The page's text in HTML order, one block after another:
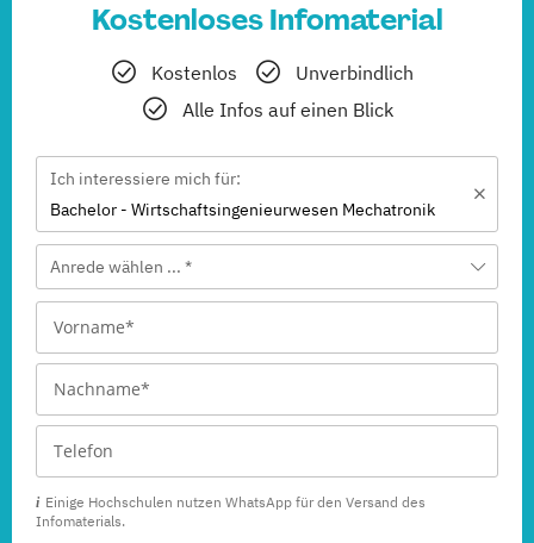
Kostenloses Infomaterial
Kostenlos
Unverbindlich
Alle Infos auf einen Blick
Ich interessiere mich für:
Bachelor - Wirtschafts­ingenieur­wesen Mechatronik
Anrede wählen ... *
Einige Hochschulen nutzen WhatsApp für den Versand des
Infomaterials.